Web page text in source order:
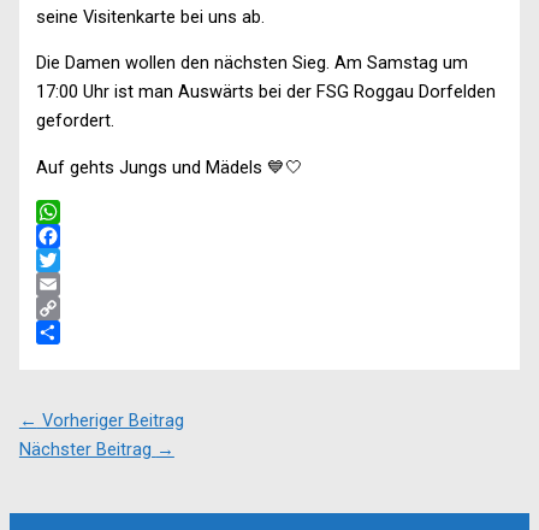
seine Visitenkarte bei uns ab.
Die Damen wollen den nächsten Sieg. Am Samstag um
17:00 Uhr ist man Auswärts bei der FSG Roggau Dorfelden
gefordert.
Auf gehts Jungs und Mädels 💙🤍
WhatsApp
Facebook
Twitter
Email
Copy
← Vorheriger Beitrag
Nächster Beitrag →